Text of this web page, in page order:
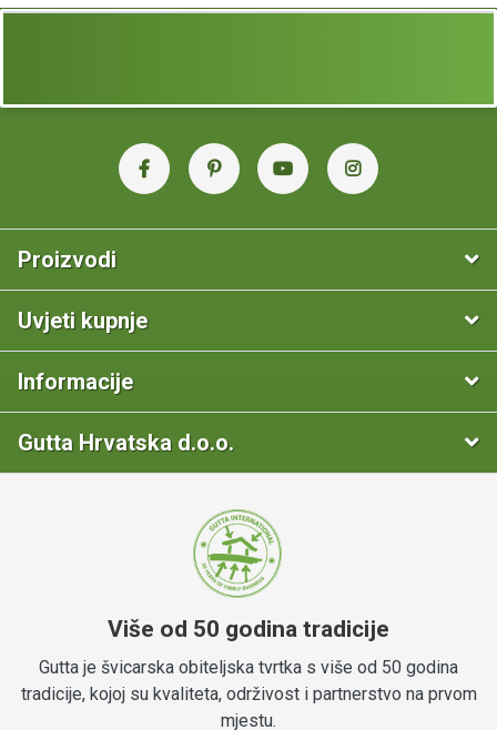
Proizvodi
Uvjeti kupnje
Informacije
Gutta Hrvatska d.o.o.
Više od 50 godina tradicije
Gutta je švicarska obiteljska tvrtka s više od 50 godina
tradicije, kojoj su kvaliteta, održivost i partnerstvo na prvom
mjestu.